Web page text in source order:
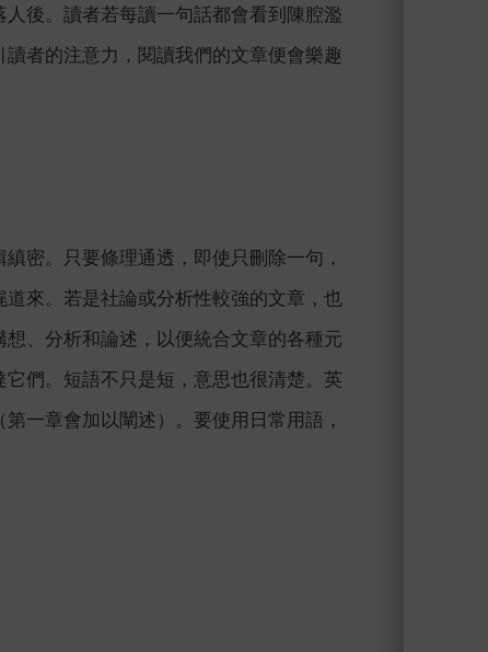
後。讀者若每讀一句話都會看到陳腔濫
者的注意力，閱讀我們的文章便會樂趣
密。只要條理通透，即使只刪除一句，
來。若是社論或分析性較強的文章，也
、分析和論述，以便統合文章的各種元
們。短語不只是短，意思也很清楚。英
一章會加以闡述）。要使用日常用語，